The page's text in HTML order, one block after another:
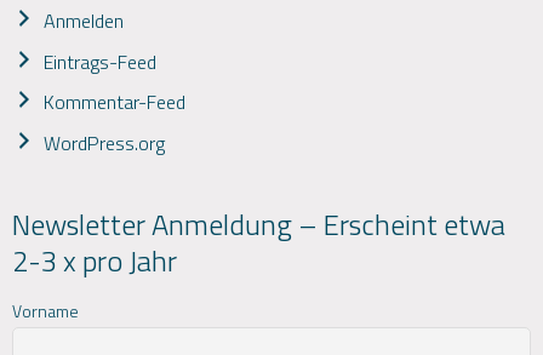
Anmelden
Eintrags-Feed
Kommentar-Feed
WordPress.org
Newsletter Anmeldung – Erscheint etwa
2-3 x pro Jahr
Vorname